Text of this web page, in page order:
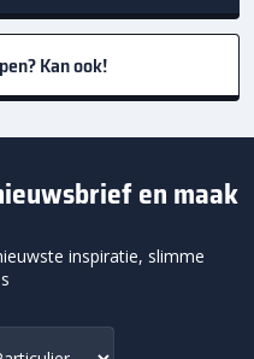
Kan ook!
en maak
inspiratie, slimme